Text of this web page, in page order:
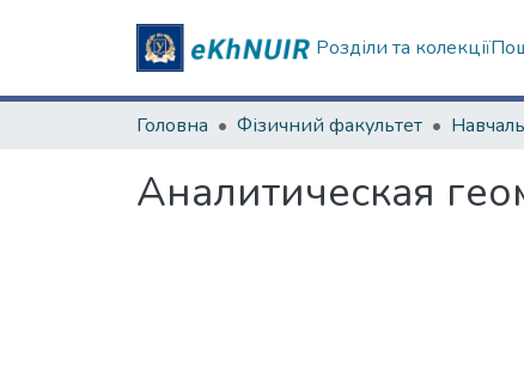
Розділи та колекції
Головна Фізичний факультет
Аналитическая